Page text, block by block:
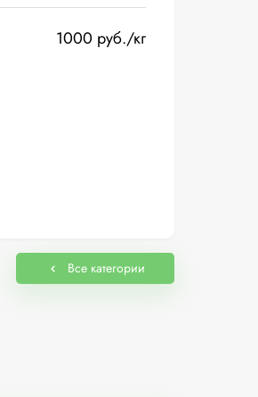
1000 руб./кг
Все категории